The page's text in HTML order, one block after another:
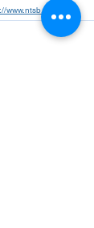
www.ntsb.gov/